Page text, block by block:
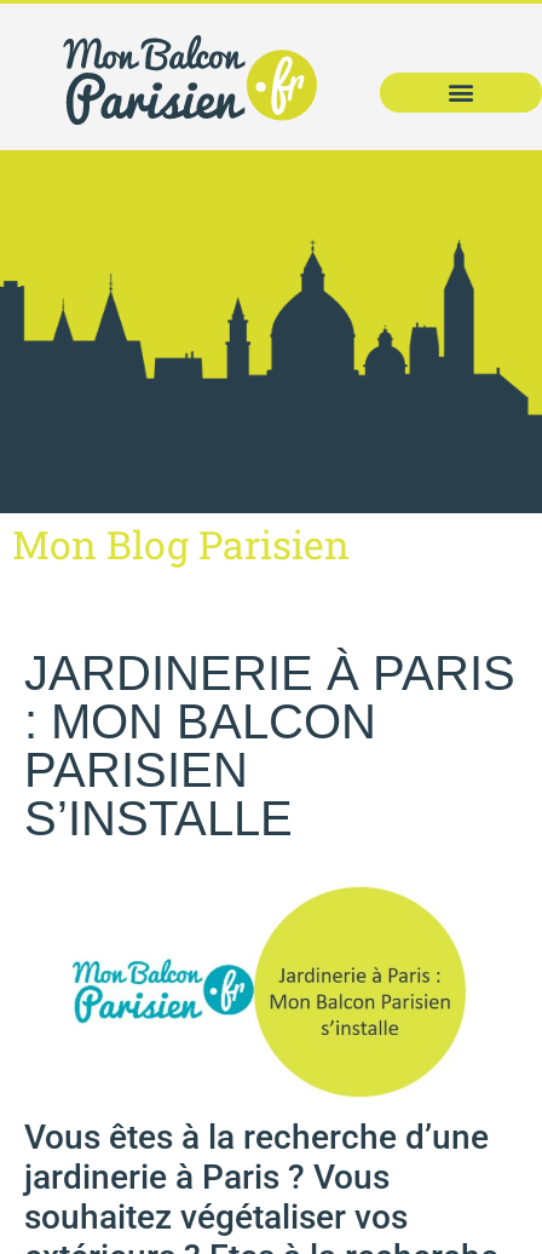
Mon Blog Parisien
JARDINERIE À PARIS
: MON BALCON
PARISIEN
S’INSTALLE
Vous êtes à la recherche d’une
jardinerie à Paris ? Vous
souhaitez végétaliser vos